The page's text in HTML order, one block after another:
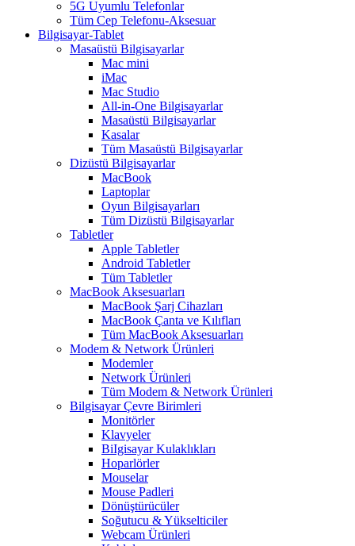
5G Uyumlu Telefonlar
Tüm Cep Telefonu-Aksesuar
Bilgisayar-Tablet
Masaüstü Bilgisayarlar
Mac mini
iMac
Mac Studio
All-in-One Bilgisayarlar
Masaüstü Bilgisayarlar
Kasalar
Tüm Masaüstü Bilgisayarlar
Dizüstü Bilgisayarlar
MacBook
Laptoplar
Oyun Bilgisayarları
Tüm Dizüstü Bilgisayarlar
Tabletler
Apple Tabletler
Android Tabletler
Tüm Tabletler
MacBook Aksesuarları
MacBook Şarj Cihazları
MacBook Çanta ve Kılıfları
Tüm MacBook Aksesuarları
Modem & Network Ürünleri
Modemler
Network Ürünleri
Tüm Modem & Network Ürünleri
Bilgisayar Çevre Birimleri
Monitörler
Klavyeler
BiIgisayar Kulaklıkları
Hoparlörler
Mouselar
Mouse Padleri
Dönüştürücüler
Soğutucu & Yükselticiler
Webcam Ürünleri